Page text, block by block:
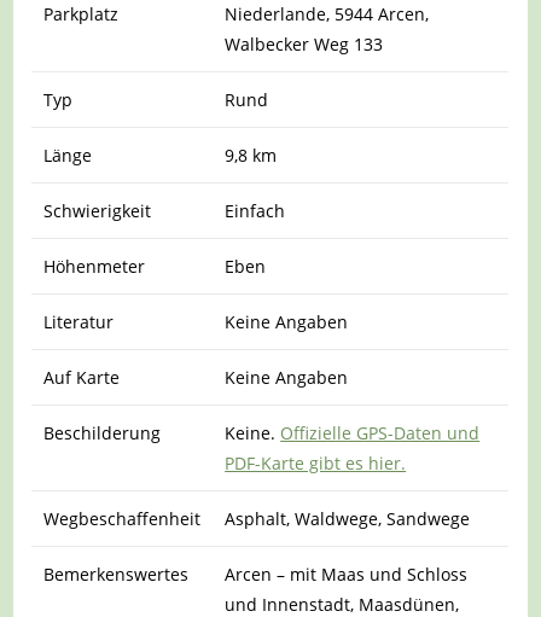
Parkplatz
Niederlande, 5944 Arcen,
Walbecker Weg 133
Typ Rund
Länge 9,8 km
Schwierigkeit Einfach
Höhenmeter Eben
Literatur Keine Angaben
Auf Karte Keine Angaben
Beschilderung Keine. Offizielle GPS-Daten und
PDF-Karte gibt es hier.
Wegbeschaffenheit Asphalt, Waldwege, Sandwege
Bemerkenswertes
Arcen – mit Maas und Schloss
und Innenstadt, Maasdünen,